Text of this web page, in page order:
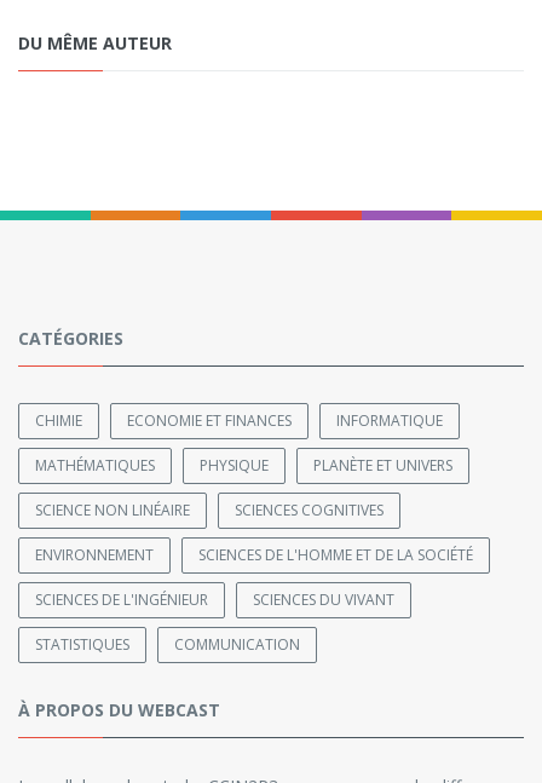
DU MÊME AUTEUR
CATÉGORIES
CHIMIE ECONOMIE ET FINANCES INFORMATIQUE
MATHÉMATIQUES PHYSIQUE PLANÈTE ET UNIVERS
SCIENCE NON LINÉAIRE SCIENCES COGNITIVES
ENVIRONNEMENT SCIENCES DE L'HOMME ET DE LA SOCIÉTÉ
SCIENCES DE L'INGÉNIEUR SCIENCES DU VIVANT
STATISTIQUES COMMUNICATION
À PROPOS DU WEBCAST